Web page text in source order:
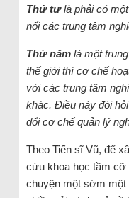
Thứ tưlà phải có một
nối các trung tâm
Thứ nămlà một
thế giới thì cơ chế
với các trung tâm
khác. Điều này đòi
đổi cơ chế quản lý
Theo Tiến sĩ Vũ, để
cứu khoa học tầm cỡ
chuyện một sớm một